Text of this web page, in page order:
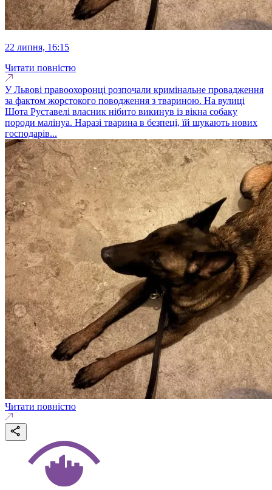
22 липня, 16:15
Читати повністю
У Львові правоохоронці розпочали кримінальне провадження
за фактом жорстокого поводження з твариною. На вулиці
Шота Руставелі власник нібито викинув із вікна собаку
породи малінуа. Наразі тварина в безпеці, їй шукають нових
господарів...
Читати повністю